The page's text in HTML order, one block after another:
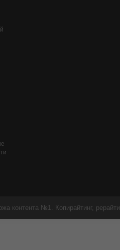
контента №1. Копирайтинг,